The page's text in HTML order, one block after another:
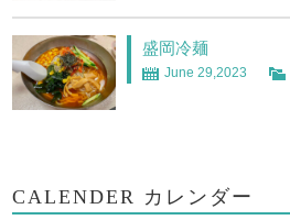
盛岡冷麺
June 29,2023
CALENDER カレンダー